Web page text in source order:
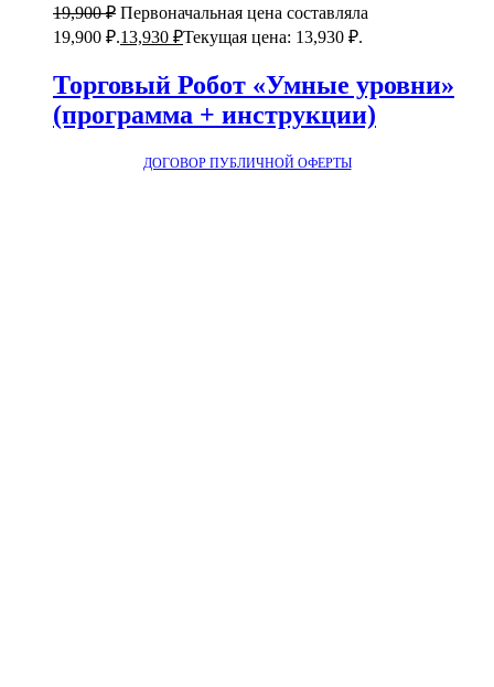
19,900₽ Первоначальная цена составляла
19,900 ₽.13,930 ₽Текущая цена: 13,930 ₽.
Торговый Робот «Умные уровни»
(программа + инструкции)
ДОГОВОР ПУБЛИЧНОЙ ОФЕРТЫ